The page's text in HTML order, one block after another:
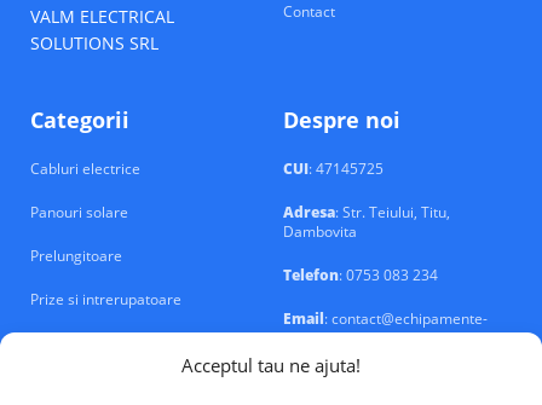
Acceptul tau ne ajuta!
VALM ELECTRICAL
SOLUTIONS SRL
Contact
Categorii
Cabluri electrice
Panouri solare
Prelungitoare
Prize si intrerupatoare
Despre noi
CUI: 47145725
Adresa: Str. Teiului, Titu,
Dambovita
Telefon: 0753 083 234
Email: contact@echipamente-
electrice.ro